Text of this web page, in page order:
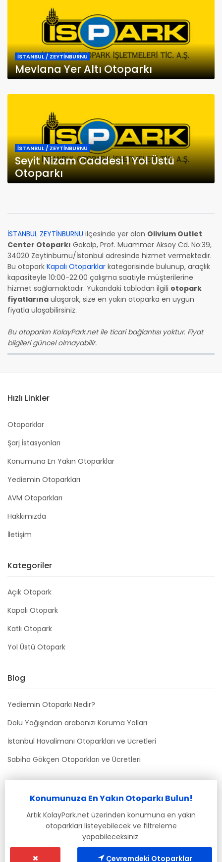
İSTANBUL / ZEYTİNBURNU
Mevlana Yer Altı Otoparkı
İSTANBUL / ZEYTİNBURNU
Seyit Nizam Caddesi 1 Yol Üstü
Otoparkı
İSTANBUL ZEYTİNBURNU ilçesinde yer alan Olivium Outlet
Center Otoparkı Gökalp, Prof. Muammer Aksoy Cd. No:39,
34020 Zeytinburnu/İstanbul adresinde hizmet vermektedir.
Bu otopark Kapalı Otoparklar kategorisinde bulunup, araçlık
kapasiteyle 10:00-22:00 çalışma saatiyle müşterilerine
hizmet sağlamaktadır. Yukarıdaki tablodan ilgili otopark
fiyatlarına ulaşarak, size en yakın otoparka en uygun
fiyatla ulaşabilirsiniz.
Bu otoparkın KolayPark.net ile ticari bağlantısı yoktur. Fiyat
bilgileri güncel olmayabilir.
Hızlı Linkler
Otoparklar
Şarj İstasyonları
Konumuna En Yakın Otoparklar
Yediemin Otoparkları
AVM Otoparkları
Hakkımızda
İletişim
Kategoriler
Açık Otopark
Kapalı Otopark
Katlı Otopark
Yol Üstü Otopark
Blog
Yediemin Otoparkı Nedir?
Dolu Yağışından arabanızı Koruma Yolları
İstanbul Havalimanı Otoparkları ve Ücretleri
Sabiha Gökçen Otoparkları ve Ücretleri
Konumunuza En Yakın Otoparkı Bulun!
Artık KolayPark.net üzerinden konumuna en yakın
otoparkları listeyebilecek ve filtreleme
yapabileceksiniz.
Çevremdeki Otoparklar